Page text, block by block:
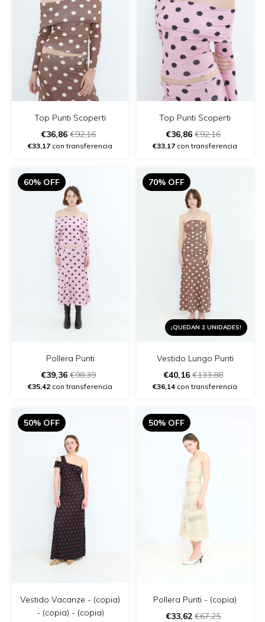
Top Punti Scoperti
€36,86 €92,16
€33,17 con transferencia
Top Punti Scoperti
€36,86 €92,16
€33,17 con transferencia
60% OFF
Pollera Punti
€39,36 €98,39
€35,42 con transferencia
70% OFF
¡QUEDAN 2 UNIDADES!
Vestido Lungo Punti
€40,16 €133,88
€36,14 con transferencia
50% OFF
Vestido Vacanze - (copia)
- (copia) - (copia)
50% OFF
Pollera Punti - (copia)
€33,62 €67,25